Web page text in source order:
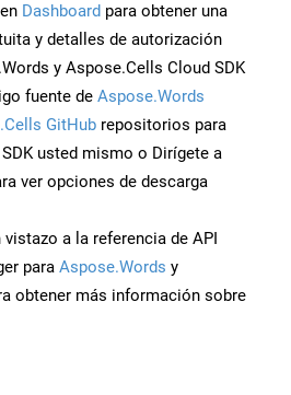
Dashboard para obtener una
y detalles de autorización
y Aspose.Cells Cloud SDK
fuente de Aspose.Words
GitHub repositorios para
usted mismo o Dirígete a
ver opciones de descarga
vistazo a la referencia de API
para Aspose.Words y
obtener más información sobre